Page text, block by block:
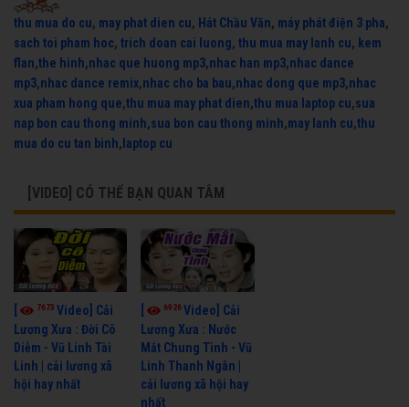
thu mua do cu, may phat dien cu, Hát Chầu Văn, máy phát điện 3 pha,
sach toi pham hoc, trich doan cai luong, thu mua may lanh cu, kem
flan,the hinh,nhac que huong mp3,nhac han mp3,nhac dance
mp3,nhac dance remix,nhac cho ba bau,nhac dong que mp3,nhac
xua pham hong que,thu mua may phat dien,thu mua laptop cu,sua
nap bon cau thong minh,sua bon cau thong minh,may lanh cu,thu
mua do cu tan binh, laptop cu
[VIDEO] CÓ THỂ BẠN QUAN TÂM
7673 Video] Cải
Lương Xưa : Đời Cô
Diễm - Vũ Linh Tài
Linh | cải lương xã
hội hay nhất
6926Video] Cải
Lương Xưa : Nước
Mắt Chung Tình - Vũ
Linh Thanh Ngân |
cải lương xã hội hay
nhất